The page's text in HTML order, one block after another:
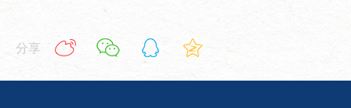
分享